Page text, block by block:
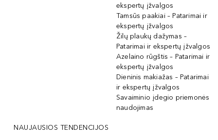
ekspertų įžvalgos
Tamsūs paakiai – Patarimai ir
ekspertų įžvalgos
Žilų plaukų dažymas –
Patarimai ir ekspertų įžvalgos
Azelaino rūgštis – Patarimai ir
ekspertų įžvalgos
Dieninis makiažas – Patarimai
ir ekspertų įžvalgos
Savaiminio įdegio priemonės
naudojimas
NAUJAUSIOS TENDENCIJOS